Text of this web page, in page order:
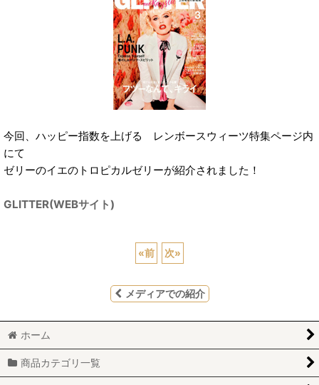
今回、ハッピー指数を上げる レンボースウィーツ特集ページ内
にて
ゼリーのイエのトロピカルゼリーが紹介されました！
GLITTER(WEBサイト)
«前 次»
メディアでの紹介
ホーム
商品カテゴリ一覧